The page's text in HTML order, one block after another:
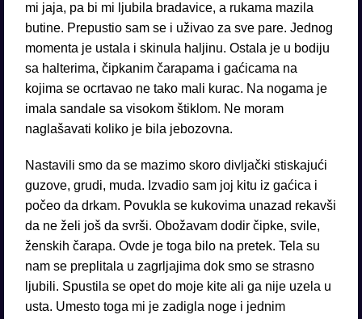
mi jaja, pa bi mi ljubila bradavice, a rukama mazila
butine. Prepustio sam se i uživao za sve pare. Jednog
momenta je ustala i skinula haljinu. Ostala je u bodiju
sa halterima, čipkanim čarapama i gaćicama na
kojima se ocrtavao ne tako mali kurac. Na nogama je
imala sandale sa visokom štiklom. Ne moram
naglašavati koliko je bila jebozovna.
Nastavili smo da se mazimo skoro divljački stiskajući
guzove, grudi, muda. Izvadio sam joj kitu iz gaćica i
počeo da drkam. Povukla se kukovima unazad rekavši
da ne želi još da svrši. Obožavam dodir čipke, svile,
ženskih čarapa. Ovde je toga bilo na pretek. Tela su
nam se preplitala u zagrljajima dok smo se strasno
ljubili. Spustila se opet do moje kite ali ga nije uzela u
usta. Umesto toga mi je zadigla noge i jednim